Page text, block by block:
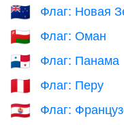
🇳🇿 Флаг: Новая
🇴🇲 Флаг: Оман
🇵🇦 Флаг: Панама
🇵🇪 Флаг: Перу
🇵🇫
Флаг: